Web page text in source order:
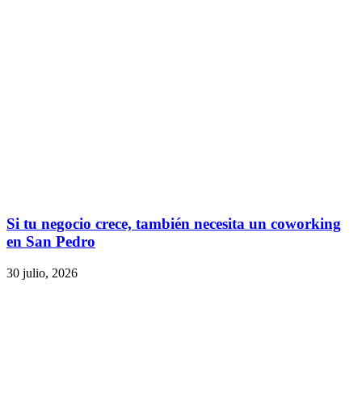
Si tu negocio crece, también necesita un coworking
en San Pedro
30 julio, 2026